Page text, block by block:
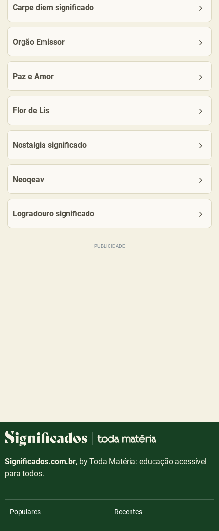
Carpe diem significado
Orgão Emissor
Paz e Amor
Flor de Lis
Nostalgia significado
Neoqeav
Logradouro significado
Significados.com.br, by Toda Matéria: educação acessível
para todos.
Populares Recentes